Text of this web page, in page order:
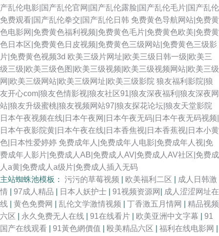
产乱伦电影|国产乱伦官网|国产乱伦露脸|国产乱伦毛片|国产乱伦
免费观看|国产乱伦拳交|国产乱伦日韩 免费黄色导航网站|免费黄
色电影网|免费黄色福利视频|免费黄色毛片|免费黄色欧美|免费黄
色日本区|免费黄色日皮视频|免费黄色三级网站|免费黄色三级影
片|免费黄色视频3d 欧美三级片网址|欧美三级日韩一级|欧美三
级三级|欧美三级色图|欧美三级视频|欧美三级视频网站|欧美三级
网|欧美三级网站|欧美三级网址|欧美三级影院 狼友福利影院|狼
友开心com|狼友色情影视|狼友社区91|狼友深夜福利|狼友深夜网
站|狼友升级蜜桃|狼友视频网站97|狼友探花论坛|狼友天堂影院
日本午夜视频在线|日本午夜网|日本午夜无码|日本午夜无码视频|
日本午夜影院黄|日本午夜在线|日本香焦视|日本香蕉视|日本小黄
色|日本性爱婷婷 免费成年人|免费成年人电影|免费成年人视|免
费成年人影片|免费成人AB|免费成人AV|免费成人AV社区|免费成
人a黄|免费成人a级片|免费成人插入无码
主站蜘蛛池模板： 污污的草莓视频 欧美福利二区
成人日韩激
情
97成人精品 日本人妖护士 91视频资源网
成人涩涩网址在
线
黄色免费网 乱伦文学激情视频 丁香激五月情网
精品视频
六区
永久免费无人在线 91在线看片 欧美亚洲中文字幕
91
国产在线观看
91黃色網價值 殴美精品六区 福利在线电影网